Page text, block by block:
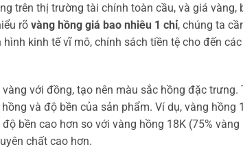
trên thị trường tài chính toàn cầu, và giá vàng,
rõ vàng hồng giá bao nhiêu 1 chỉ, chúng ta
kinh tế vĩ mô, chính sách tiền tệ cho đến các
với đồng, tạo nên màu sắc hồng đặc trưng.
và độ bền của sản phẩm. Ví dụ, vàng hồng
bền cao hơn so với vàng hồng 18K (75% vàng
chất cao hơn.